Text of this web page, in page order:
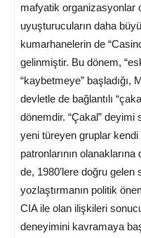
mafyatik organizasyonlar
uyuşturucuların daha
kumarhanelerin de
gelinmiştir. Bu dönem,
“kaybetmeye” başladığı,
devletle de bağlantılı
dönemdir. “Çakal”
yeni türeyen gruplar
patronlarının
de, 1980’lere doğru
yozlaştırmanın politik
CIA ile olan ilişkileri
deneyimini kavramaya